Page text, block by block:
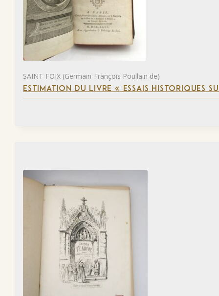
SAINT-FOIX (Germain-François Poullain de)
ESTIMATION DU LIVRE « ESSAIS HISTORIQUES